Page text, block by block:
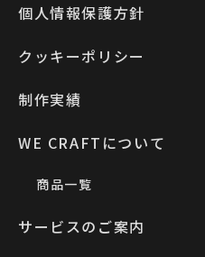
個人情報保護方針
クッキーポリシー
制作実績
WE CRAFTについて
商品一覧
サービスのご案内